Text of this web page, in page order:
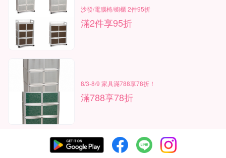
沙發/電腦椅/櫥櫃 2件95折
滿2件享95折
8/3-8/9 家具滿788享78折！
滿788享78折